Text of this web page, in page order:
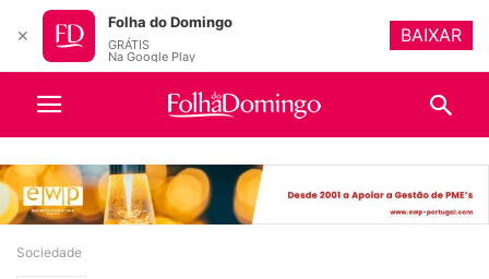
Sociedade
✕
Folha do Domingo
GRÁTIS
Na Google Play
BAIXAR